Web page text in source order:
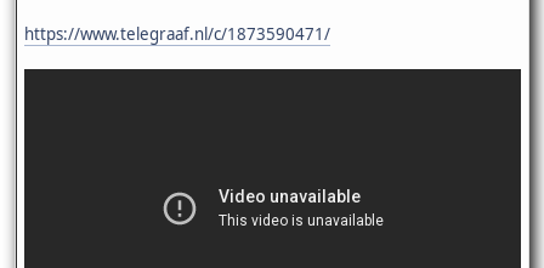
https://www.telegraaf.nl/c/1873590471/